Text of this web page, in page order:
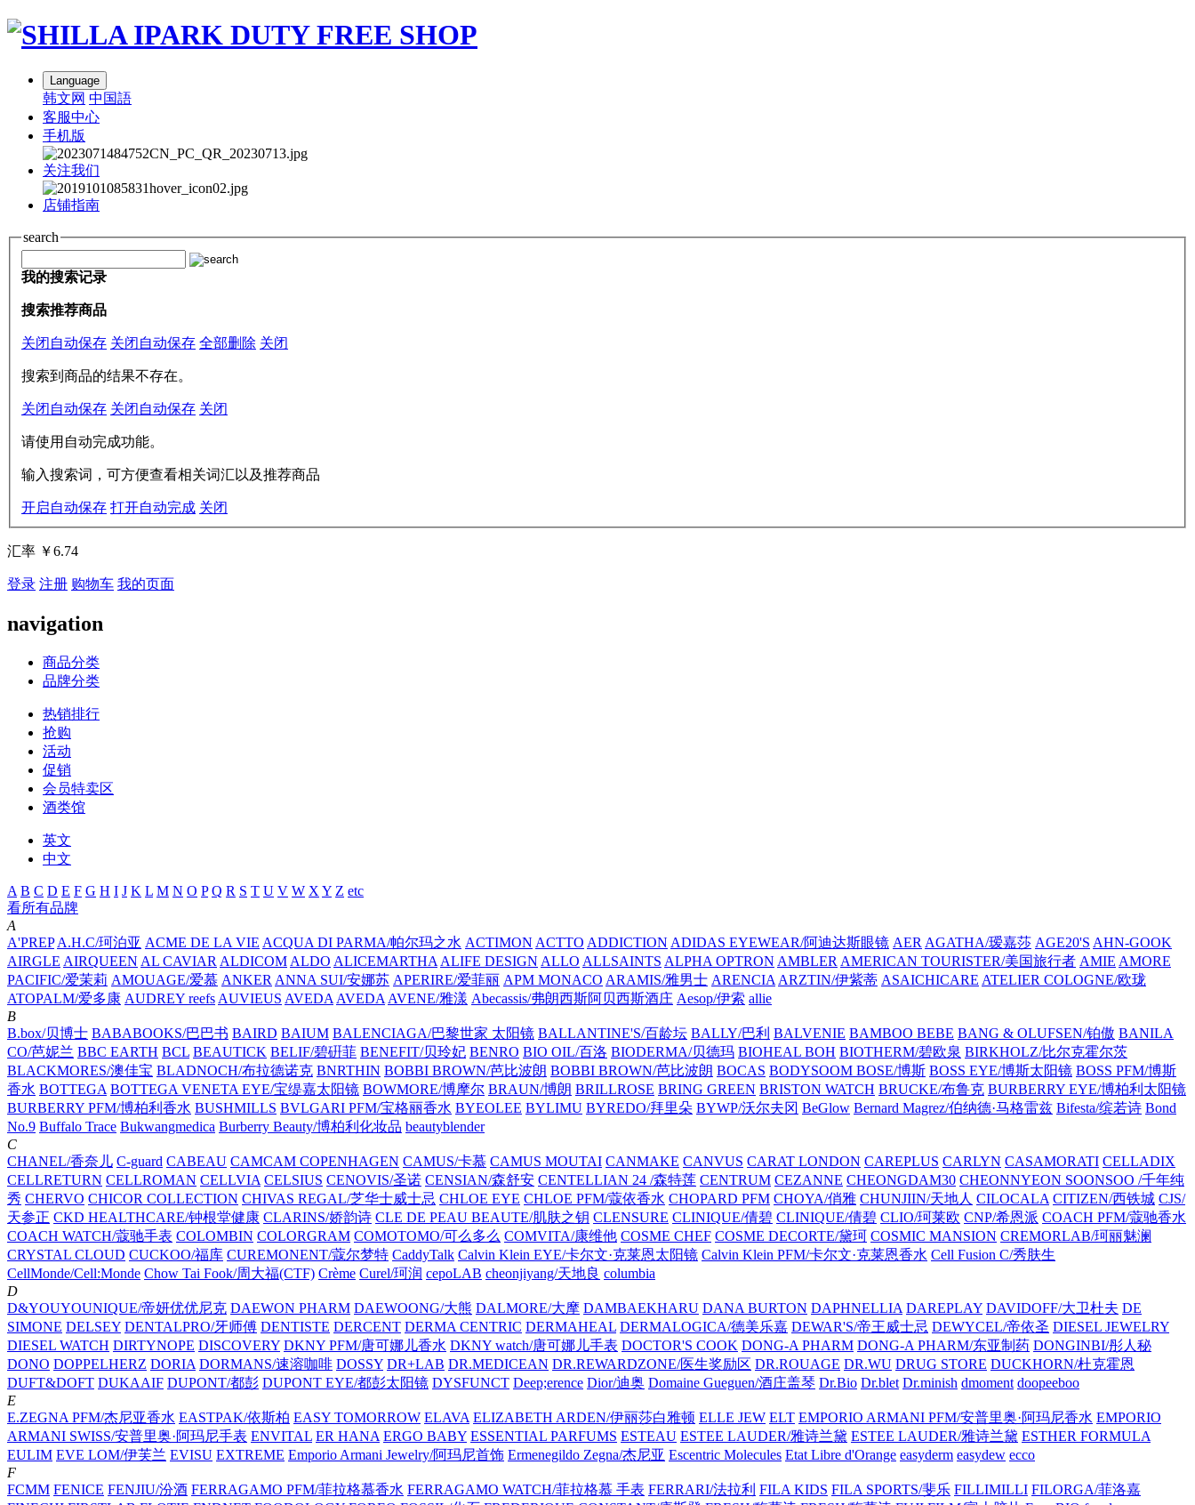
Language
韩文网 中国語
客服中心
手机版
关注我们
店铺指南
search
我的搜索记录
搜索推荐商品
关闭自动保存 关闭自动保存 全部删除 关闭
搜索到商品的结果不存在。
关闭自动保存 关闭自动保存 关闭
请使用自动完成功能。
输入搜索词，可方便查看相关词汇以及推荐商品
开启自动保存 打开自动完成 关闭
汇率 ￥6.74
登录 注册 购物车 我的页面
navigation
商品分类
品牌分类
热销排行
抢购
活动
促销
会员特卖区
酒类馆
英文
中文
A B C D E F G H I J K L M N O P Q R S T U V W X Y Z etc
看所有品牌
A
A'PREP A.H.C/珂泊亚 ACME DE LA VIE ACQUA DI PARMA/帕尔玛之水 ACTIMON ACTTO ADDICTION ADIDAS EYEWEAR/阿迪达斯眼镜 AER AGATHA/瑷嘉莎 AGE20'S AHN-GOOK
AIRGLE AIRQUEEN AL CAVIAR ALDICOM ALDO ALICEMARTHA ALIFE DESIGN ALLO ALLSAINTS ALPHA OPTRON AMBLER AMERICAN TOURISTER/美国旅行者 AMIE AMORE
PACIFIC/爱茉莉 AMOUAGE/爱慕 ANKER ANNA SUI/安娜苏 APERIRE/爱菲丽 APM MONACO ARAMIS/雅男士 ARENCIA ARZTIN/伊紫蒂 ASAICHICARE ATELIER COLOGNE/欧珑
ATOPALM/爱多康 AUDREY reefs AUVIEUS AVEDA AVEDA AVENE/雅漾 Abecassis/弗朗西斯阿贝西斯酒庄 Aesop/伊索 allie
B
B.box/贝博士 BABABOOKS/巴巴书 BAIRD BAIUM BALENCIAGA/巴黎世家 太阳镜 BALLANTINE'S/百龄坛 BALLY/巴利 BALVENIE BAMBOO BEBE BANG & OLUFSEN/铂傲 BANILA
CO/芭妮兰 BBC EARTH BCL BEAUTICK BELIF/碧硏菲 BENEFIT/贝玲妃 BENRO BIO OIL/百洛 BIODERMA/贝德玛 BIOHEAL BOH BIOTHERM/碧欧泉 BIRKHOLZ/比尔克霍尔茨
BLACKMORES/澳佳宝 BLADNOCH/布拉德诺克 BNRTHIN BOBBI BROWN/芭比波朗 BOBBI BROWN/芭比波朗 BOCAS BODYSOOM BOSE/博斯 BOSS EYE/博斯太阳镜 BOSS PFM/博斯
香水 BOTTEGA BOTTEGA VENETA EYE/宝缇嘉太阳镜 BOWMORE/博摩尔 BRAUN/博朗 BRILLROSE BRING GREEN BRISTON WATCH BRUCKE/布鲁克 BURBERRY EYE/博柏利太阳镜
BURBERRY PFM/博柏利香水 BUSHMILLS BVLGARI PFM/宝格丽香水 BYEOLEE BYLIMU BYREDO/拜里朵 BYWP/沃尔夫冈 BeGlow Bernard Magrez/伯纳德·马格雷兹 Bifesta/缤若诗 Bond
No.9 Buffalo Trace Bukwangmedica Burberry Beauty/博柏利化妆品 beautyblender
C
CHANEL/香奈儿 C-guard CABEAU CAMCAM COPENHAGEN CAMUS/卡慕 CAMUS MOUTAI CANMAKE CANVUS CARAT LONDON CAREPLUS CARLYN CASAMORATI CELLADIX
CELLRETURN CELLROMAN CELLVIA CELSIUS CENOVIS/圣诺 CENSIAN/森舒安 CENTELLIAN 24 /森特莲 CENTRUM CEZANNE CHEONGDAM30 CHEONNYEON SOONSOO /千年纯
秀 CHERVO CHICOR COLLECTION CHIVAS REGAL/芝华士威士忌 CHLOE EYE CHLOE PFM/蔻依香水 CHOPARD PFM CHOYA/俏雅 CHUNJIIN/天地人 CILOCALA CITIZEN/西铁城 CJS/
天参正 CKD HEALTHCARE/钟根堂健康 CLARINS/娇韵诗 CLE DE PEAU BEAUTE/肌肤之钥 CLENSURE CLINIQUE/倩碧 CLINIQUE/倩碧 CLIO/珂莱欧 CNP/希恩派 COACH PFM/蔻驰香水
COACH WATCH/蔻驰手表 COLOMBIN COLORGRAM COMOTOMO/可么多么 COMVITA/康维他 COSME CHEF COSME DECORTE/黛珂 COSMIC MANSION CREMORLAB/珂丽魅澜
CRYSTAL CLOUD CUCKOO/福库 CUREMONENT/蔻尔梦特 CaddyTalk Calvin Klein EYE/卡尔文·克莱恩太阳镜 Calvin Klein PFM/卡尔文·克莱恩香水 Cell Fusion C/秀肤生
CellMonde/Cell:Monde Chow Tai Fook/周大福(CTF) Crème Curel/珂润 cepoLAB cheonjiyang/天地良 columbia
D
D&YOUYOUNIQUE/帝妍优优尼克 DAEWON PHARM DAEWOONG/大熊 DALMORE/大摩 DAMBAEKHARU DANA BURTON DAPHNELLIA DAREPLAY DAVIDOFF/大卫杜夫 DE
SIMONE DELSEY DENTALPRO/牙师傅 DENTISTE DERCENT DERMA CENTRIC DERMAHEAL DERMALOGICA/德美乐嘉 DEWAR'S/帝王威士忌 DEWYCEL/帝依圣 DIESEL JEWELRY
DIESEL WATCH DIRTYNOPE DISCOVERY DKNY PFM/唐可娜儿香水 DKNY watch/唐可娜儿手表 DOCTOR'S COOK DONG-A PHARM DONG-A PHARM/东亚制药 DONGINBI/彤人秘
DONO DOPPELHERZ DORIA DORMANS/速溶咖啡 DOSSY DR+LAB DR.MEDICEAN DR.REWARDZONE/医生奖励区 DR.ROUAGE DR.WU DRUG STORE DUCKHORN/杜克霍恩
DUFT&DOFT DUKAAIF DUPONT/都彭 DUPONT EYE/都彭太阳镜 DYSFUNCT Deep;erence Dior/迪奥 Domaine Gueguen/酒庄盖琴 Dr.Bio Dr.blet Dr.minish dmoment doopeeboo
E
E.ZEGNA PFM/杰尼亚香水 EASTPAK/依斯柏 EASY TOMORROW ELAVA ELIZABETH ARDEN/伊丽莎白雅顿 ELLE JEW ELT EMPORIO ARMANI PFM/安普里奥·阿玛尼香水 EMPORIO
ARMANI SWISS/安普里奥·阿玛尼手表 ENVITAL ER HANA ERGO BABY ESSENTIAL PARFUMS ESTEAU ESTEE LAUDER/雅诗兰黛 ESTEE LAUDER/雅诗兰黛 ESTHER FORMULA
EULIM EVE LOM/伊芙兰 EVISU EXTREME Emporio Armani Jewelry/阿玛尼首饰 Ermenegildo Zegna/杰尼亚 Escentric Molecules Etat Libre d'Orange easyderm easydew ecco
F
FCMM FENICE FENJIU/汾酒 FERRAGAMO PFM/菲拉格慕香水 FERRAGAMO WATCH/菲拉格慕 手表 FERRARI/法拉利 FILA KIDS FILA SPORTS/斐乐 FILLIMILLI FILORGA/菲洛嘉